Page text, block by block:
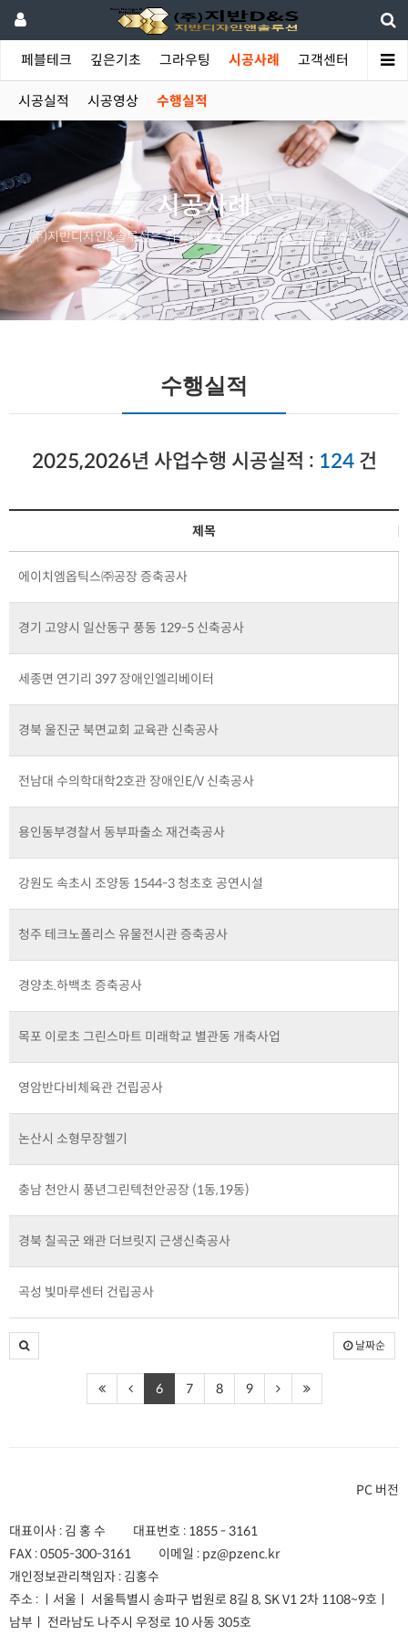
페블테크 깊은기초 그라우팅 시공사례 고객센터
시공실적 시공영상 수행실적
시공사례
(주)지반디자인&솔루션은 최고의 품질과 서비스 공급을 추구합니다.
수행실적
2025,2026년 사업수행 시공실적 : 124건
제목
에이치엠옵틱스㈜공장 증축공사
경기 고양시 일산동구 풍동 129-5 신축공사
세종면 연기리 397 장애인엘리베이터
경북 울진군 북면교회 교육관 신축공사
전남대 수의학대학2호관 장애인E/V 신축공사
용인동부경찰서 동부파출소 재건축공사
강원도 속초시 조양동 1544-3 청초호 공연시설
청주 테크노폴리스 유물전시관 증축공사
경양초.하백초 증축공사
목포 이로초 그린스마트 미래학교 별관동 개축사업
영암반다비체육관 건립공사
논산시 소형무장헬기
충남 천안시 풍년그린텍천안공장 (1동,19동)
경북 칠곡군 왜관 더브릿지 근생신축공사
곡성 빛마루센터 건립공사
날짜순
6 7 8 9
PC 버전
대표이사 : 김 홍 수 대표번호 : 1855 - 3161
FAX :0505-300-3161 이메일 : pz@pzenc.kr
개인정보관리책임자 : 김홍수
주소 : ㅣ서울ㅣ 서울특별시 송파구 법원로 8길 8, SK V1 2차 1108~9호 ㅣ
남부ㅣ 전라남도 나주시 우정로 10 사동 305호